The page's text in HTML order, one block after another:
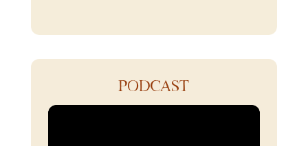
PODCAST